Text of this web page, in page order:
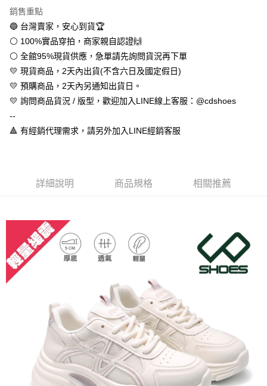
１．簡單：不需註冊會員、不需綁卡、不需儲值。
２．便利：只要手機號碼，簡訊認證，即可結帳。
【「AFTEE先享後付」結帳流程】
１．於結帳方式選擇「AFTEE先享後付」後，將跳轉至「AFTEE先享後付」
結帳頁面，進行簡訊認證並確認金額後，即可完成結帳。
２．訂單成立數日內，您將收到繳費通知簡訊。
３．收到繳費通知簡訊後14天內，點擊此簡訊中的連結，可透過四大超商／
購買商品的店家。未經商家同意取消之訂單仍視為有效，需透過AFTEE先享
權轉讓予恩沛科技股份有限公司。
２．關於個人資料處理事宜，請瀏覽以下網址：
https://aftee.tw/terms/#terms3
３．未成年的使用者請事先徵得法定代理人或監護人之同意方可使用
「AFTEE先享後付」，若未經同意申辦者引起之損失，本公司不負相關責
４．使用「AFTEE先享後付」時，將依據個別帳號之用戶狀況，依本公司即
時審查核予不同之上限額度；若仍有額度不足之情形，本公司將視審查結果
請求用戶進行身份認證。
５．嚴禁一人註冊多個帳號或使用他人資訊註冊。若發現惡意使用之情形，
恩沛科技股份有限公司將有權停止該用戶之使用額度並採取法律行動。
全家取貨付款
每筆NT$60，滿NT$888(含以上)免運費
付款後全家取貨
每筆NT$60，滿NT$888(含以上)免運費
7-11取貨付款
每筆NT$60，滿NT$888(含以上)免運費
銷售重點
🔵 台灣賣家，安心到貨🏆
⚪ 100%實品穿拍，商家親自認證🙌
⚪ 全館95%現貨供應，急單請先詢問貨況再下單
💛 現貨商品，2天內出貨(不含六日及國定假日)
💛 預購商品，2天內另通知出貨日。
💛 詢問商品貨況 / 版型，歡迎加入LINE線上客服：@cdshoes
--
🔺 有經銷代理需求，請另外加入LINE經銷客服
詳細說明 商品規格 相關推薦